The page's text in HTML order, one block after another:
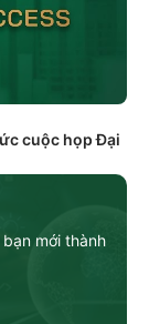
mới thành
cuộc họp Đại